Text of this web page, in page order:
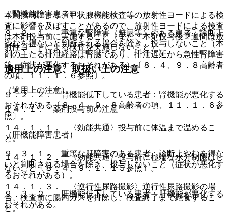
本剤投与により、甲状腺機能検査等の放射性ヨードによる検
査に影響を及ぼすことがあるので、放射性ヨードによる検査
は本剤投与前に実施すること（また、本剤投与後２週間は放
射性ヨードによる検査を実施しないこと）。
適用上の注意、取扱い上の注意
（適用上の注意）
１４．１． 薬剤投与前の注意
１４．１．１． 〈効能共通〉投与前に体温まで温めるこ
と。
１４．１．２． 〈効能共通〉投与前に極端な水分制限はし
ないこと〔８．４、９．１．１５参照〕。
１４．１．３． 〈逆行性尿路撮影〉逆行性尿路撮影の場
合、検査前に腸内ガスを排除し、検査終了まで絶食するこ
と。
（腎機能障害患者）
９．２．１． 重篤な腎障害（無尿等）のある患者：診断上
やむを得ないと判断される場合を除き、投与しないこと（本
剤の主たる排泄経路は腎臓であり、排泄遅延から急性腎障害
等、症状が悪化するおそれがある）〔８．４、９．８高齢者
の項、１１．１．６参照〕。
９．２．２． 腎機能低下している患者：腎機能が悪化する
おそれがある〔８．４、９．８高齢者の項、１１．１．６参
照〕。
（肝機能障害患者）
９．３．１． 重篤な肝障害のある患者：診断上やむを得な
いと判断される場合を除き、投与しないこと（症状が悪化す
るおそれがある）。
９．３．２． 肝機能低下している患者：肝機能が悪化する
おそれがある。